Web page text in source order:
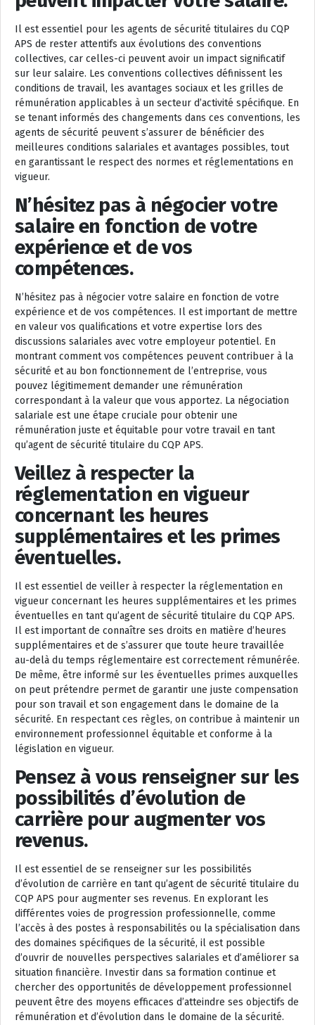
Il est essentiel pour les agents de sécurité titulaires du CQP
APS de rester attentifs aux évolutions des conventions
collectives, car celles-ci peuvent avoir un impact significatif
sur leur salaire. Les conventions collectives définissent les
conditions de travail, les avantages sociaux et les grilles de
rémunération applicables à un secteur d’activité spécifique. En
se tenant informés des changements dans ces conventions, les
agents de sécurité peuvent s’assurer de bénéficier des
meilleures conditions salariales et avantages possibles, tout
en garantissant le respect des normes et réglementations en
vigueur.
N’hésitez pas à négocier votre
salaire en fonction de votre
expérience et de vos
compétences.
N’hésitez pas à négocier votre salaire en fonction de votre
expérience et de vos compétences. Il est important de mettre
en valeur vos qualifications et votre expertise lors des
discussions salariales avec votre employeur potentiel. En
montrant comment vos compétences peuvent contribuer à la
sécurité et au bon fonctionnement de l’entreprise, vous
pouvez légitimement demander une rémunération
correspondant à la valeur que vous apportez. La négociation
salariale est une étape cruciale pour obtenir une
rémunération juste et équitable pour votre travail en tant
qu’agent de sécurité titulaire du CQP APS.
Veillez à respecter la
réglementation en vigueur
concernant les heures
supplémentaires et les primes
éventuelles.
Il est essentiel de veiller à respecter la réglementation en
vigueur concernant les heures supplémentaires et les primes
éventuelles en tant qu’agent de sécurité titulaire du CQP APS.
Il est important de connaître ses droits en matière d’heures
supplémentaires et de s’assurer que toute heure travaillée
au-delà du temps réglementaire est correctement rémunérée.
De même, être informé sur les éventuelles primes auxquelles
on peut prétendre permet de garantir une juste compensation
pour son travail et son engagement dans le domaine de la
sécurité. En respectant ces règles, on contribue à maintenir un
environnement professionnel équitable et conforme à la
législation en vigueur.
Pensez à vous renseigner sur les
possibilités d’évolution de
carrière pour augmenter vos
revenus.
Il est essentiel de se renseigner sur les possibilités
d’évolution de carrière en tant qu’agent de sécurité titulaire du
CQP APS pour augmenter ses revenus. En explorant les
différentes voies de progression professionnelle, comme
l’accès à des postes à responsabilités ou la spécialisation dans
des domaines spécifiques de la sécurité, il est possible
d’ouvrir de nouvelles perspectives salariales et d’améliorer sa
situation financière. Investir dans sa formation continue et
chercher des opportunités de développement professionnel
peuvent être des moyens efficaces d’atteindre ses objectifs de
rémunération et d’évolution dans le domaine de la sécurité.